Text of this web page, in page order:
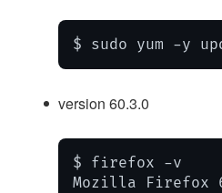
$ sudo yum -y
version 60.3.0
$ firefox -v
Mozilla Firefox